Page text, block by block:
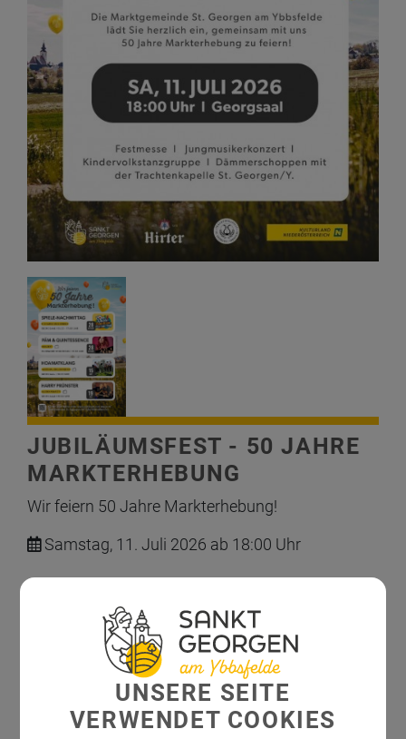
JUBILÄUMSFEST - 50 JAHRE
MARKTERHEBUNG
Wir feiern 50 Jahre Markterhebung!
Samstag, 11. Juli 2026 ab 18:00 Uhr
Festmesse
Jungmusikerkonzert mit
Kindervolkstanzgruppe
Dämmerschoppen mit Trachtenkapelle St.
UNSERE SEITE
VERWENDET COOKIES